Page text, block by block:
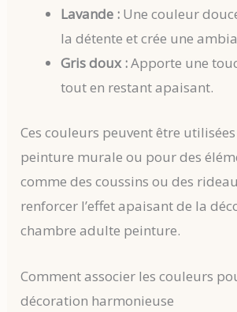
Lavande : Une couleur
la détente et crée une
Gris doux :Apporte une
tout en restant apaisant.
Ces couleurs peuvent être
peinture murale ou pour des
comme des coussins ou des
renforcer l’effet apaisant de la
chambre adulte peinture.
Comment associer les couleurs
décoration harmonieuse